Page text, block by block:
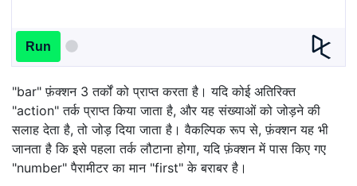
Run
"bar" फ़ंक्शन 3 तर्कों को प्राप्त करता है। यदि कोई अतिरिक्त
"action" तर्क प्राप्त किया जाता है, और यह संख्याओं को जोड़ने की
सलाह देता है, तो जोड़ दिया जाता है। वैकल्पिक रूप से, फ़ंक्शन यह भी
जानता है कि इसे पहला तर्क लौटाना होगा, यदि फ़ंक्शन में पास किए गए
"number" पैरामीटर का मान "first" के बराबर है।